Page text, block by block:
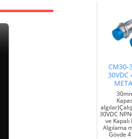
CM30-
30VDC
30VDC
ve
Algılama
Gövde